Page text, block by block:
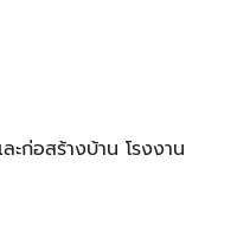
ก่อสร้างบ้าน โรงงาน